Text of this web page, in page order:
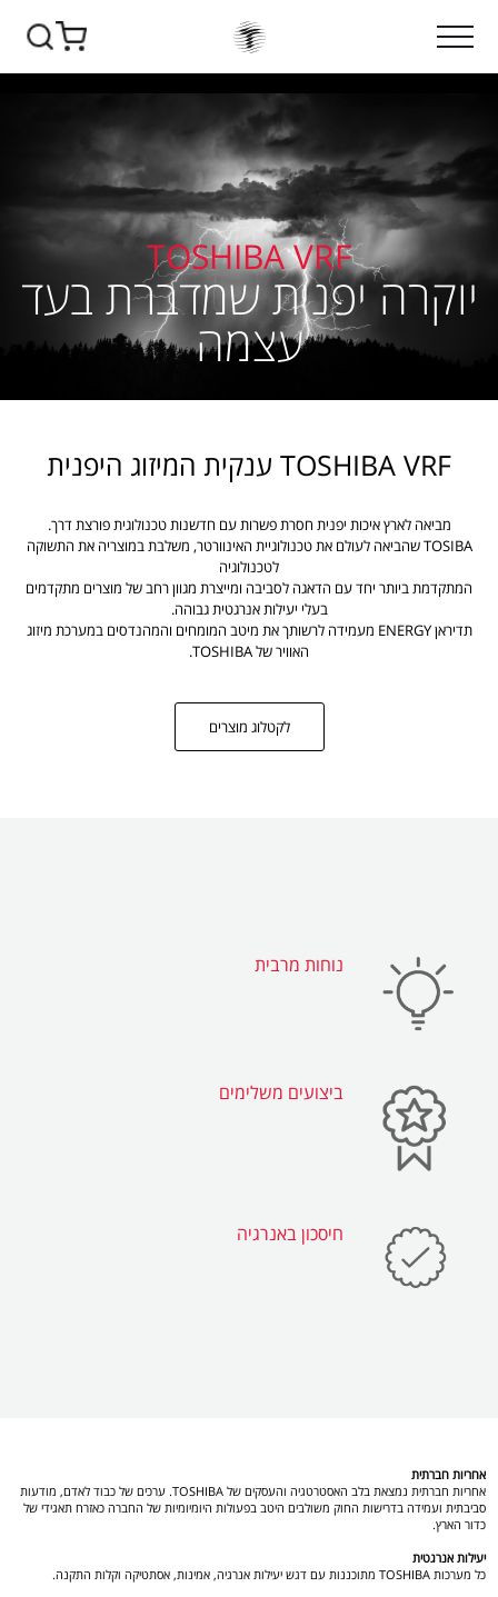
TOSHIBA VRF
יוקרה יפנית שמדברת בעד
עצמה
TOSHIBA VRF ענקית המיזוג היפנית
מביאה לארץ איכות יפנית חסרת פשרות עם חדשנות טכנולוגית פורצת דרך.
TOSIBA שהביאה לעולם את טכנולוגיית האינוורטר, משלבת במוצריה את התשוקה
לטכנולוגיה
המתקדמת ביותר יחד עם הדאגה לסביבה ומייצרת מגוון רחב של מוצרים מתקדמים
בעלי יעילות אנרגטית גבוהה.
תדיראן ENERGY מעמידה לרשותך את מיטב המומחים והמהנדסים במערכת מיזוג
האוויר של TOSHIBA.
לקטלוג מוצרים
נוחות מרבית
ביצועים משלימים
חיסכון באנרגיה
אחריות חברתית
אחריות חברתית נמצאת בלב האסטרטגיה והעסקים של TOSHIBA. ערכים של כבוד לאדם, מודעות
סביבתית ועמידה בדרישות החוק משולבים היטב בפעולות היומיומיות של החברה כאזרח תאגידי של
כדור הארץ.
יעילות אנרגטית
כל מערכות TOSHIBA מתוכננות עם דגש יעילות אנרגיה, אמינות, אסתטיקה וקלות התקנה.